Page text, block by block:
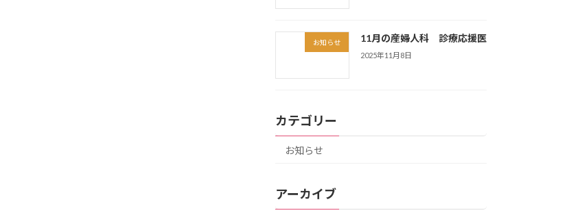
お知らせ 11月の産婦人科 診療応援医
2025年11月8日
カテゴリー
お知らせ
アーカイブ